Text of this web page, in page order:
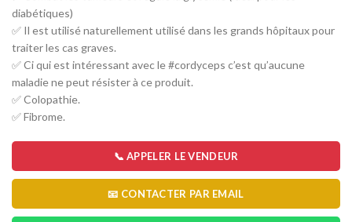
diabétiques)
✅ Il est utilisé naturellement utilisé dans les grands hôpitaux pour
traiter les cas graves.
✅ Ci qui est intéressant avec le #cordyceps c’est qu’aucune
maladie ne peut résister à ce produit.
✅ Colopathie.
✅ Fibrome.
📞 APPELER LE VENDEUR
📧 CONTACTER PAR EMAIL